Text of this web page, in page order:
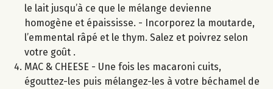
le lait jusqu’à ce que le mélange devienne
homogène et épaississe. - Incorporez la moutarde,
l’emmental râpé et le thym. Salez et poivrez selon
votre goût .
MAC & CHEESE - Une fois les macaroni cuits,
égouttez-les puis mélangez-les à votre béchamel de